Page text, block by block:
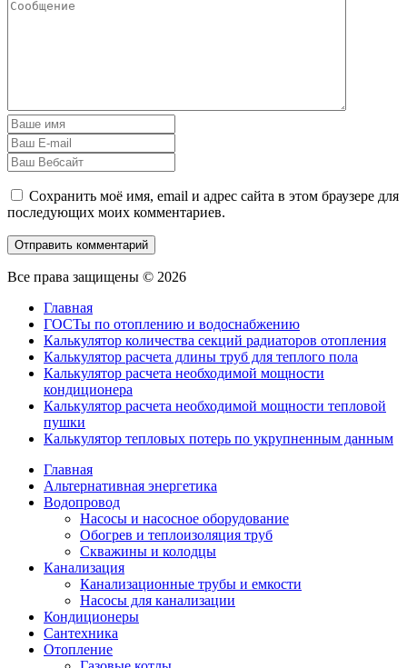
Сохранить моё имя, email и адрес сайта в этом браузере для
последующих моих комментариев.
Все права защищены © 2026
Главная
ГОСТы по отоплению и водоснабжению
Калькулятор количества секций радиаторов отопления
Калькулятор расчета длины труб для теплого пола
Калькулятор расчета необходимой мощности
кондиционера
Калькулятор расчета необходимой мощности тепловой
пушки
Калькулятор тепловых потерь по укрупненным данным
Главная
Альтернативная энергетика
Водопровод
Насосы и насосное оборудование
Обогрев и теплоизоляция труб
Скважины и колодцы
Канализация
Канализационные трубы и емкости
Насосы для канализации
Кондиционеры
Сантехника
Отопление